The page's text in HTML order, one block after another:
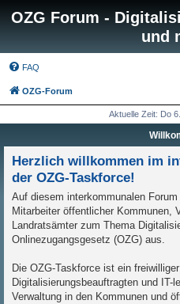
OZG Forum -
und
FAQ
OZG-Forum
Aktuelle Zeit: Do
Herzlich willkommen im
der OZG-Taskforce!
Auf diesem interkommunalen
Mitarbeiter öffentlicher Kommunen,
Landratsämter zum Thema
Onlinezugangsgesetz (OZG) aus.
Die OZG-Taskforce ist ein
Digitalisierungsbeauftragten und IT-
Verwaltung in den Kommunen und